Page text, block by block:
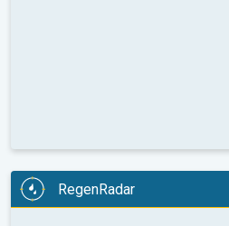
RegenRadar